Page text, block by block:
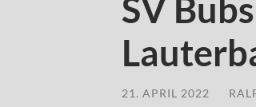
SV
21. APRIL 2022